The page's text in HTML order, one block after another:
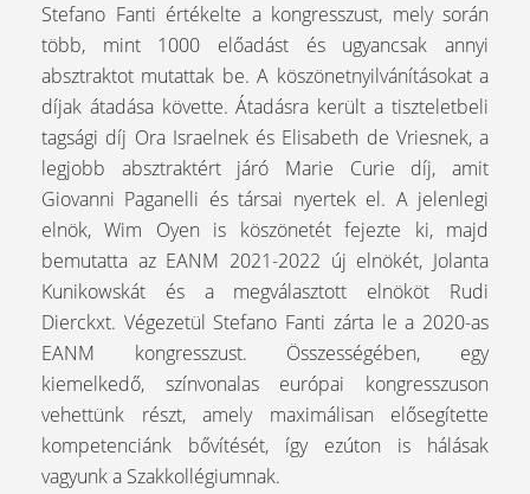
Stefano Fanti értékelte a kongresszust, mely során
több, mint 1000 előadást és ugyancsak annyi
absztraktot mutattak be. A köszönetnyilvánításokat a
díjak átadása követte. Átadásra került a tiszteletbeli
tagsági díj Ora Israelnek és Elisabeth de Vriesnek, a
legjobb absztraktért járó Marie Curie díj, amit
Giovanni Paganelli és társai nyertek el. A jelenlegi
elnök, Wim Oyen is köszönetét fejezte ki, majd
bemutatta az EANM 2021-2022 új elnökét, Jolanta
Kunikowskát és a megválasztott elnököt Rudi
Dierckxt. Végezetül Stefano Fanti zárta le a 2020-as
EANM kongresszust. Összességében, egy
kiemelkedő, színvonalas európai kongresszuson
vehettünk részt, amely maximálisan elősegítette
kompetenciánk bővítését, így ezúton is hálásak
vagyunk a Szakkollégiumnak.